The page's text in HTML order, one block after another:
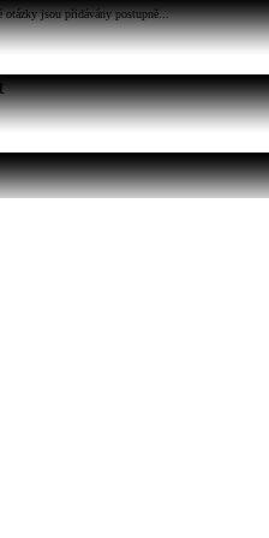
otázky jsou přidávány postupně...